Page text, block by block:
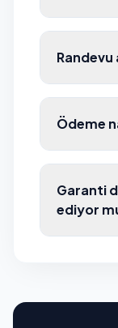
Randevu
Ödeme
Garanti
ediyor